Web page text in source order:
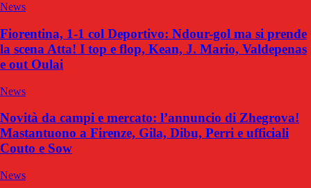
News
Fiorentina, 1-1 col Deportivo: Ndour-gol ma si prende
la scena Atta! I top e flop, Kean, J. Mario, Valdepenas
e out Oulai
News
Novità da campi e mercato: l’annuncio di Zhegrova!
Mastantuono a Firenze, Gila, Dibu, Perri e ufficiali
Couto e Sow
News